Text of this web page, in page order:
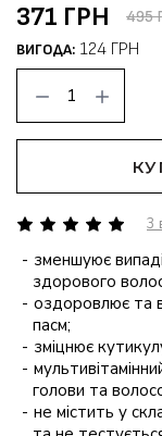
3
зменшуює
здорового
оздоровлює та
пасм;
зміцнює
голови та
не містить у
371 ГРН 495
ВИГОДА: 124 ГРН